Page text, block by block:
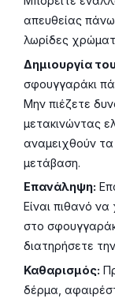
απευθείας
λωρίδες
Δημιουργία
σφουγγαράκι
Μην πιέζετε
μετακινώντας
αναμειχθούν
μετάβαση.
Επανάληψη:
Είναι πιθανό
στο
διατηρήσετε
Καθαρισμός:
δέρμα,